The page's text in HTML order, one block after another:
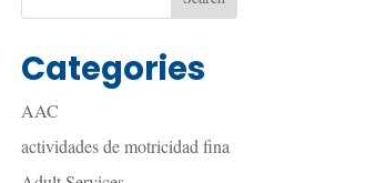
Categories
AAC
actividades de motricidad fina